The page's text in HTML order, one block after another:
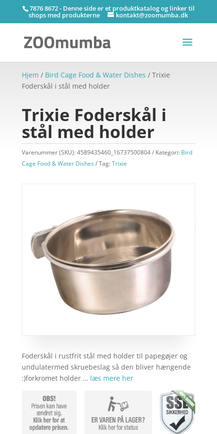
7876 8672 - Denne side er et produktkatalog og linker til
shops med produkterne kontakt@zoomumba.dk
Hjem / Bird Cage Food & Water Dishes / Trixie
Foderskål i stål med holder
Trixie Foderskål i
stål med holder
Varenummer (SKU):4589435460_16737500804 Kategori: Bird
Cage Food & Water Dishes
Tag:Trixie
Foderskål i rustfrit stål med holder til papegøjer og
undulatermed skruebeslag så den bliver hængende
:)forkromet holder … læs mere her